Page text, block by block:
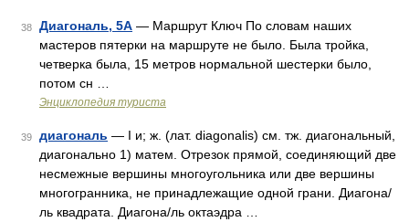
38 Диагональ, 5А — Маршрут Ключ По словам наших
мастеров пятерки на маршруте не было. Была тройка,
четверка была, 15 метров нормальной шестерки было,
потом сн …
Энциклопедия туриста
39 диагональ — I и; ж. (лат. diagonalis) см. тж. диагональный,
диагонально 1) матем. Отрезок прямой, соединяющий две
несмежные вершины многоугольника или две вершины
многогранника, не принадлежащие одной грани. Диагона/
ль квадрата. Диагона/ль октаэдра …